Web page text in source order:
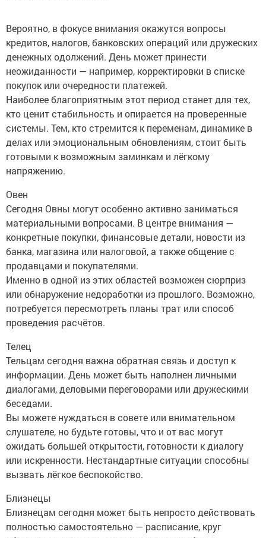
Вероятно, в фокусе внимания окажутся вопросы
кредитов, налогов, банковских операций или дружеских
денежных одолжений. День может принести
неожиданности — например, корректировки в списке
покупок или очередности платежей.
Наиболее благоприятным этот период станет для тех,
кто ценит стабильность и опирается на проверенные
системы. Тем, кто стремится к переменам, динамике в
делах или эмоциональным обновлениям, стоит быть
готовыми к возможным заминкам и лёгкому
напряжению.
Овен
Сегодня Овны могут особенно активно заниматься
материальными вопросами. В центре внимания —
конкретные покупки, финансовые детали, новости из
банка, магазина или налоговой, а также общение с
продавцами и покупателями.
Именно в одной из этих областей возможен сюрприз
или обнаружение недоработки из прошлого. Возможно,
потребуется пересмотреть планы трат или способ
проведения расчётов.
Телец
Тельцам сегодня важна обратная связь и доступ к
информации. День может быть наполнен личными
диалогами, деловыми переговорами или дружескими
беседами.
Вы можете нуждаться в совете или внимательном
слушателе, но будьте готовы, что и от вас могут
ожидать большей открытости, готовности к диалогу
или искренности. Нестандартные ситуации способны
вызвать лёгкое беспокойство.
Близнецы
Близнецам сегодня может быть непросто действовать
полностью самостоятельно — расписание, круг